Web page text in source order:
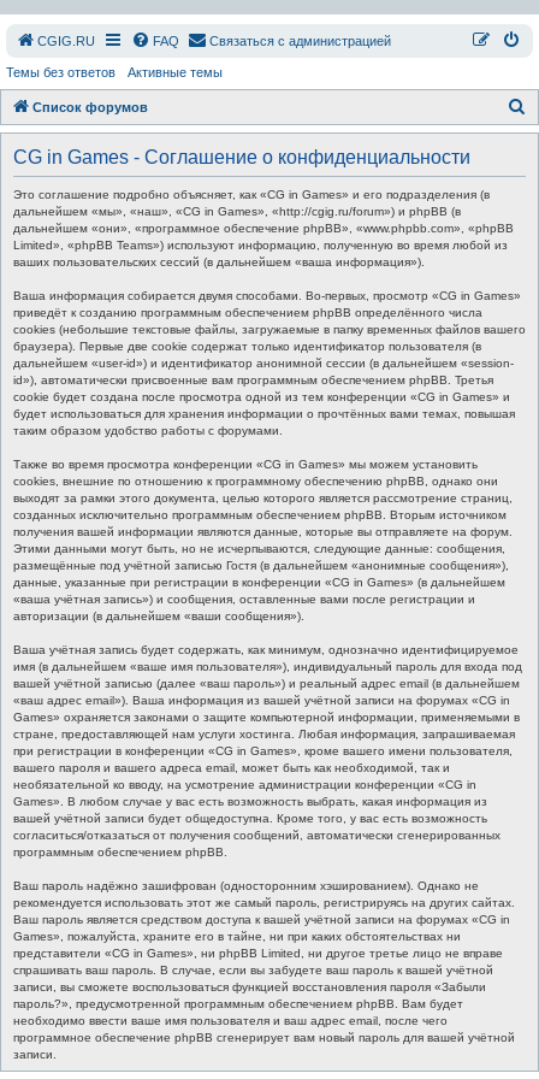
СGIG.RU FAQ Связаться с администрацией
Темы без ответов Активные темы
Список форумов
о
CG in Games - Соглашение о конфиденциальности
Это соглашение подробно объясняет, как «CG in Games» и его подразделения (в
дальнейшем «мы», «наш», «CG in Games», «http://cgig.ru/forum») и phpBB (в
дальнейшем «они», «программное обеспечение phpBB», «www.phpbb.com», «phpBB
Limited», «phpBB Teams») используют информацию, полученную во время любой из
ваших пользовательских сессий (в дальнейшем «ваша информация»).
Ваша информация собирается двумя способами. Во-первых, просмотр «CG in Games»
приведёт к созданию программным обеспечением phpBB определённого числа
cookies (небольшие текстовые файлы, загружаемые в папку временных файлов вашего
браузера). Первые две cookie содержат только идентификатор пользователя (в
дальнейшем «user-id») и идентификатор анонимной сессии (в дальнейшем «session-
id»), автоматически присвоенные вам программным обеспечением phpBB. Третья
cookie будет создана после просмотра одной из тем конференции «CG in Games» и
будет использоваться для хранения информации о прочтённых вами темах, повышая
таким образом удобство работы с форумами.
Также во время просмотра конференции «CG in Games» мы можем установить
cookies, внешние по отношению к программному обеспечению phpBB, однако они
выходят за рамки этого документа, целью которого является рассмотрение страниц,
созданных исключительно программным обеспечением phpBB. Вторым источником
получения вашей информации являются данные, которые вы отправляете на форум.
Этими данными могут быть, но не исчерпываются, следующие данные: сообщения,
размещённые под учётной записью Гостя (в дальнейшем «анонимные сообщения»),
данные, указанные при регистрации в конференции «CG in Games» (в дальнейшем
«ваша учётная запись») и сообщения, оставленные вами после регистрации и
авторизации (в дальнейшем «ваши сообщения»).
Ваша учётная запись будет содержать, как минимум, однозначно идентифицируемое
имя (в дальнейшем «ваше имя пользователя»), индивидуальный пароль для входа под
вашей учётной записью (далее «ваш пароль») и реальный адрес email (в дальнейшем
«ваш адрес email»). Ваша информация из вашей учётной записи на форумах «CG in
Games» охраняется законами о защите компьютерной информации, применяемыми в
стране, предоставляющей нам услуги хостинга. Любая информация, запрашиваемая
при регистрации в конференции «CG in Games», кроме вашего имени пользователя,
вашего пароля и вашего адреса email, может быть как необходимой, так и
необязательной ко вводу, на усмотрение администрации конференции «CG in
Games». В любом случае у вас есть возможность выбрать, какая информация из
вашей учётной записи будет общедоступна. Кроме того, у вас есть возможность
согласиться/отказаться от получения сообщений, автоматически сгенерированных
программным обеспечением phpBB.
Ваш пароль надёжно зашифрован (односторонним хэшированием). Однако не
рекомендуется использовать этот же самый пароль, регистрируясь на других сайтах.
Ваш пароль является средством доступа к вашей учётной записи на форумах «CG in
Games», пожалуйста, храните его в тайне, ни при каких обстоятельствах ни
представители «CG in Games», ни phpBB Limited, ни другое третье лицо не вправе
спрашивать ваш пароль. В случае, если вы забудете ваш пароль к вашей учётной
записи, вы сможете воспользоваться функцией восстановления пароля «Забыли
пароль?», предусмотренной программным обеспечением phpBB. Вам будет
необходимо ввести ваше имя пользователя и ваш адрес email, после чего
программное обеспечение phpBB сгенерирует вам новый пароль для вашей учётной
записи.